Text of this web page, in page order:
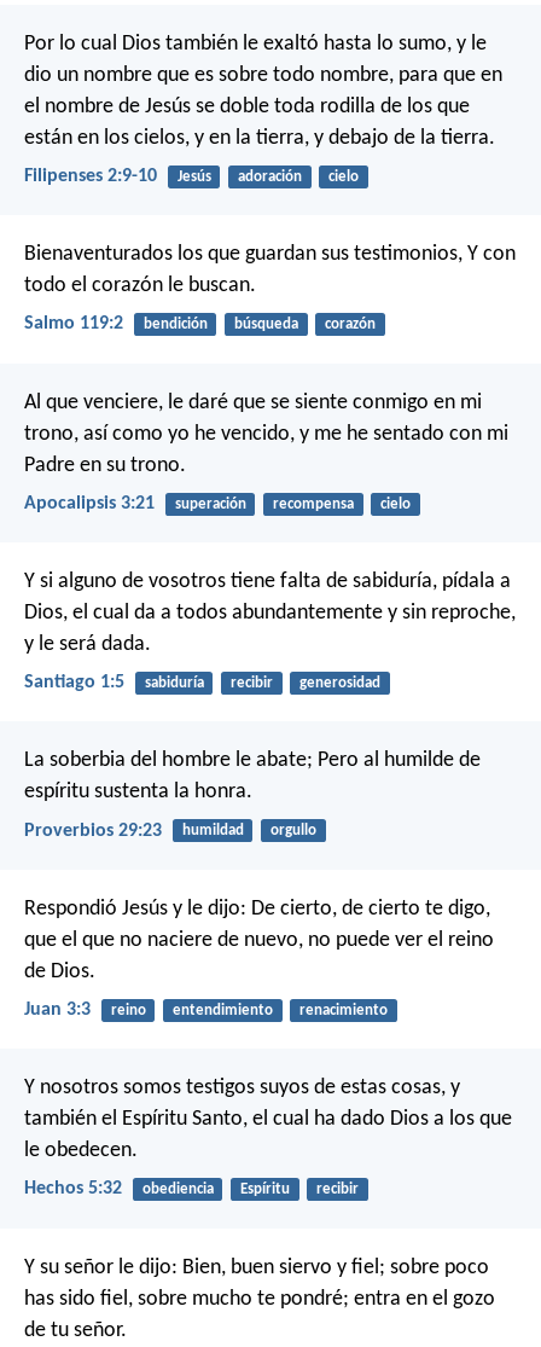
Por lo cual Dios también le exaltó hasta lo sumo, y le
dio un nombre que es sobre todo nombre, para que en
el nombre de Jesús se doble toda rodilla de los que
están en los cielos, y en la tierra, y debajo de la tierra.
Filipenses 2:9-10 Jesús adoración cielo
Bienaventurados los que guardan sus testimonios, Y con
todo el corazón le buscan.
Salmo 119:2 bendición búsqueda corazón
Al que venciere, le daré que se siente conmigo en mi
trono, así como yo he vencido, y me he sentado con mi
Padre en su trono.
Apocalipsis 3:21 superación recompensa cielo
Y si alguno de vosotros tiene falta de sabiduría, pídala a
Dios, el cual da a todos abundantemente y sin reproche,
y le será dada.
Santiago 1:5 sabiduría recibir generosidad
La soberbia del hombre le abate; Pero al humilde de
espíritu sustenta la honra.
Proverbios 29:23 humildad orgullo
Respondió Jesús y le dijo: De cierto, de cierto te digo,
que el que no naciere de nuevo, no puede ver el reino
de Dios.
Juan 3:3 reino entendimiento renacimiento
Y nosotros somos testigos suyos de estas cosas, y
también el Espíritu Santo, el cual ha dado Dios a los que
le obedecen.
Hechos 5:32 obediencia Espíritu recibir
Y su señor le dijo: Bien, buen siervo y fiel; sobre poco
has sido fiel, sobre mucho te pondré; entra en el gozo
de tu señor.